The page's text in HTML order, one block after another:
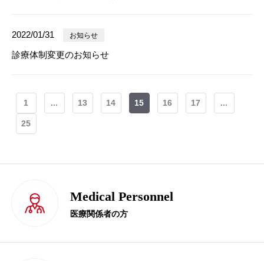
2022/01/31 お知らせ
診療体制変更のお知らせ
1 ... 13 14 15 16 17 ...
25
Medical Personnel
医療関係者の方